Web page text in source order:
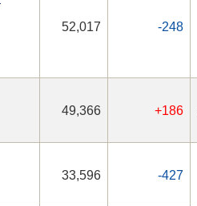
52,017 -248
49,366 +186
33,596 -427